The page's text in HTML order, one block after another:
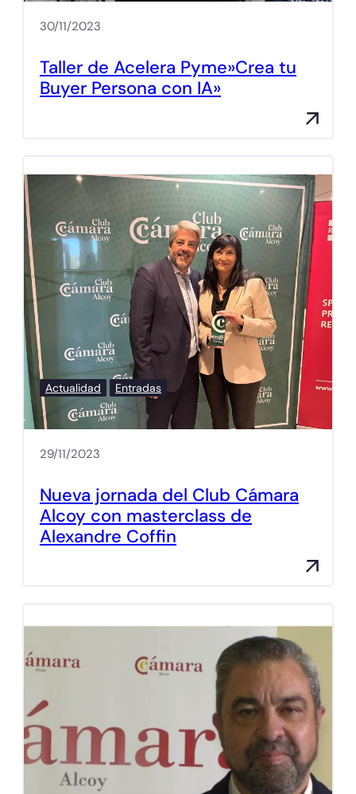
30/11/2023
Taller de Acelera Pyme»Crea tu
Buyer Persona con IA»
Actualidad Entradas
29/11/2023
Nueva jornada del Club Cámara
Alcoy con masterclass de
Alexandre Coffin